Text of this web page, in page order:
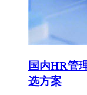
国内HR管
选方案